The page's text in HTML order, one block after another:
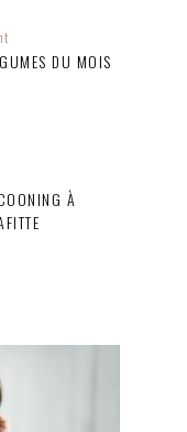
DU MOIS
À